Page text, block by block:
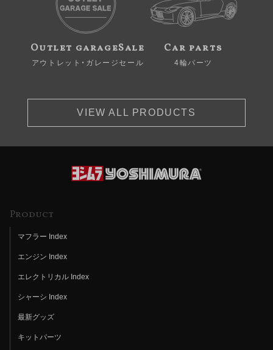
Outlet garageSale
アウトレット・ガレージセール
Car parts
4輪パーツ
VIEW ALL PRODUCTS
Product
マフラー Index
エンジン Index
エレクトリカル Index
シャーシ Index
最新グッズ
キットパーツ